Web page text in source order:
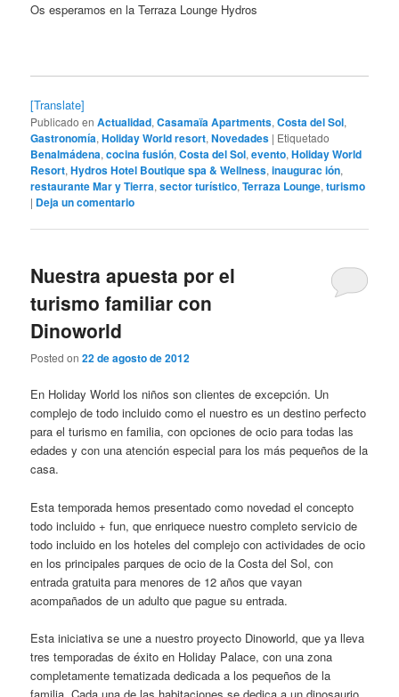
Os esperamos en la Terraza Lounge Hydros
[Translate]
Publicado en Actualidad,Casamaïa Apartments,Costa del Sol,
Gastronomía,Holiday World resort,Novedades | Etiquetado
Benalmádena,cocina fusión,Costa del Sol,evento,Holiday World
Resort,Hydros Hotel Boutique spa & Wellness,inaugurac ión,
restaurante Mar y Tierra,sector turístico,Terraza Lounge,turismo
| Deja un comentario
Nuestra apuesta por el
turismo familiar con
Dinoworld
Posted on22 de agosto de 2012
En Holiday World los niños son clientes de excepción. Un
complejo de todo incluido como el nuestro es un destino perfecto
para el turismo en familia, con opciones de ocio para todas las
edades y con una atención especial para los más pequeños de la
casa.
Esta temporada hemos presentado como novedad el concepto
todo incluido + fun, que enriquece nuestro completo servicio de
todo incluido en los hoteles del complejo con actividades de ocio
en los principales parques de ocio de la Costa del Sol, con
entrada gratuita para menores de 12 años que vayan
acompañados de un adulto que pague su entrada.
Esta iniciativa se une a nuestro proyecto Dinoworld, que ya lleva
tres temporadas de éxito en Holiday Palace, con una zona
completamente tematizada dedicada a los pequeños de la
familia. Cada una de las habitaciones se dedica a un dinosaurio